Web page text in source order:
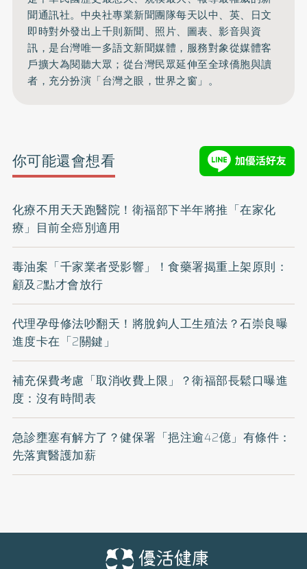
聞通訊社。中央社專業新聞團隊每天以中、英、日文
即時對外發出上千則新聞、照片、圖表、影音與資
訊，是台灣唯一多語文新聞媒體，服務對象從媒體客
戶擴大為閱聽大眾；從台灣民眾延伸至全球僑胞與讀
者，充分扮演「台灣之眼，世界之窗」。
你可能還會想看
化療不用天天跑醫院！衛福部下半年將推「在家化
療」目前全癌別適用
毒油案「千家業者受影響」！食藥署揭重上架原則：
顧及2點才會放行
代理孕母修法吵翻天！將脫鉤人工生殖法？石崇良曝
進度卡在「2關鍵」
補充保費考慮「取消收費上限」？衛福部長鬆口曝進
度：沒有時間表
急診壅塞有解方了？健保署「挹注逾42億」有條件：
先落實醫護加薪